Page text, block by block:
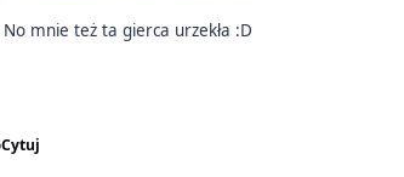
No mnie też ta gierca urzekła :D
Cytuj